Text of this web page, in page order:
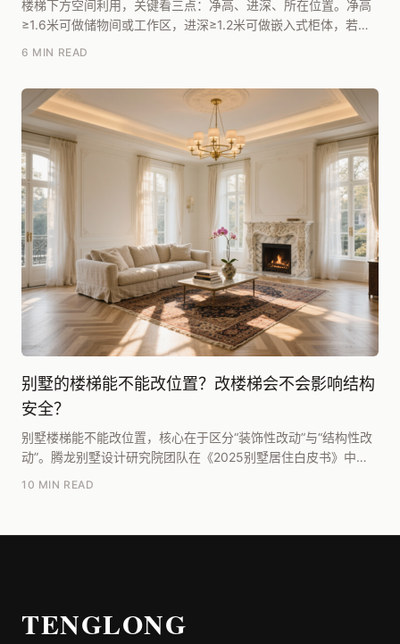
楼梯下方空间利用，关键看三点：净高、进深、所在位置。净高
≥1.6米可做储物间或工作区，进深≥1.2米可做嵌入式柜体，若位
6 MIN READ
别墅的楼梯能不能改位置？改楼梯会不会影响结构
安全？
别墅楼梯能不能改位置，核心在于区分“装饰性改动”与“结构性改
动”。腾龙别墅设计研究院团队在《2025别墅居住白皮书》中明
10 MIN READ
TENGLONG